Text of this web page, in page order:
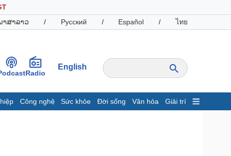
າສາລາວ / Русский / Español / ไทย
Radio
English
Công nghệ Sức khỏe Đời sống Văn hóa Giải trí